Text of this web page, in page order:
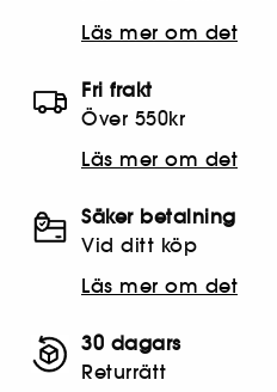
Läs mer om det
Fri frakt
Över 550kr
Läs mer om det
Säker betalning
Vid ditt köp
Läs mer om det
30 dagars
Returrätt